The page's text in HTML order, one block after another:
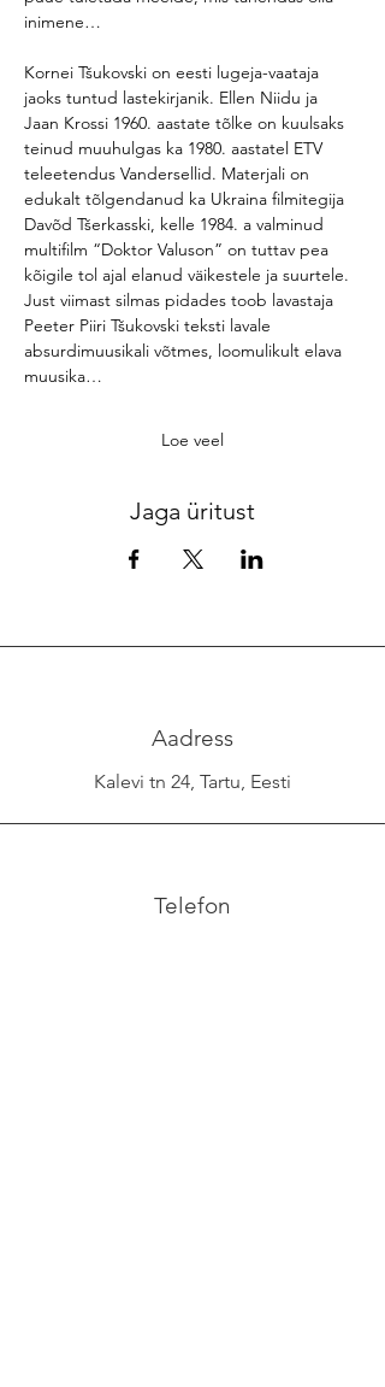
inimene…
Kornei Tšukovski on eesti lugeja-vaataja
jaoks tuntud lastekirjanik. Ellen Niidu ja
Jaan Krossi 1960. aastate tõlke on kuulsaks
teinud muuhulgas ka 1980. aastatel ETV
teleetendus Vandersellid. Materjali on
edukalt tõlgendanud ka Ukraina filmitegija
Davõd Tšerkasski, kelle 1984. a valminud
multifilm “Doktor Valuson” on tuttav pea
kõigile tol ajal elanud väikestele ja suurtele.
Just viimast silmas pidades toob lavastaja
Peeter Piiri Tšukovski teksti lavale
absurdimuusikali võtmes, loomulikult elava
muusika…
Loe veel
Jaga üritust
Aadress
Kalevi tn 24, Tartu, Eesti
Telefon